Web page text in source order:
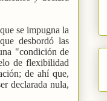
se impugna la
desbordó las
"condición de
de flexibilidad
de ahí que,
declarada nula,